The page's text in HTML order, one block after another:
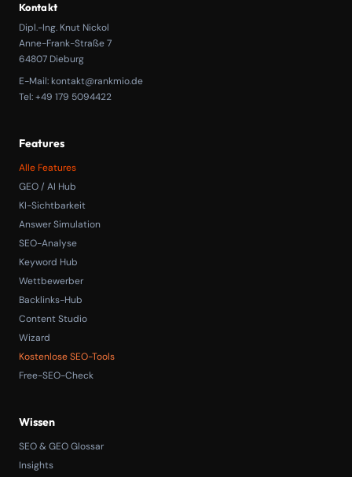
Kontakt
Dipl.-Ing. Knut Nickol
Anne-Frank-Straße 7
64807 Dieburg
E-Mail:kontakt@rankmio.de
Tel: +49 179 5094422
Features
Alle Features
GEO / AI Hub
KI-Sichtbarkeit
Answer Simulation
SEO-Analyse
Keyword Hub
Wettbewerber
Backlinks-Hub
Content Studio
Wizard
Kostenlose SEO-Tools
Free-SEO-Check
Wissen
SEO & GEO Glossar
Insights